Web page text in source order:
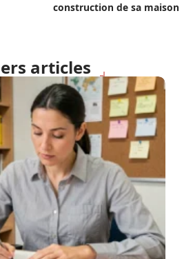
construction de sa maison
articles